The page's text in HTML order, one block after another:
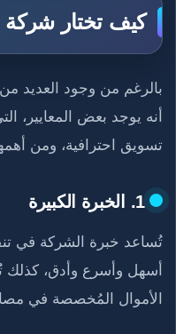
كيف تختار
بالرغم من وجود العديد من
أنه يوجد بعض المعايير،
تسويق احترافية، ومن
1. الخبرة الكبيرة
تُساعد خبرة الشركة في
أسهل وأسرع وأدق، كذلك
الأموال المُخصصة في